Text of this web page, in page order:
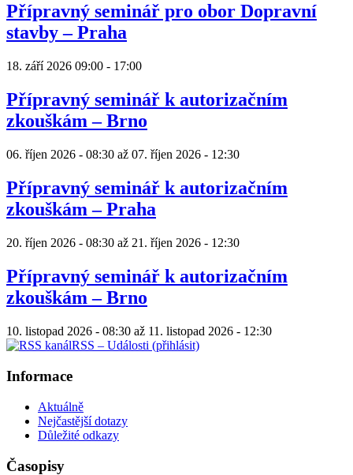
Přípravný seminář pro obor Dopravní
stavby – Praha
18. září 2026 09:00 - 17:00
Přípravný seminář k autorizačním
zkouškám – Brno
06. říjen 2026 - 08:30 až 07. říjen 2026 - 12:30
Přípravný seminář k autorizačním
zkouškám – Praha
20. říjen 2026 - 08:30 až 21. říjen 2026 - 12:30
Přípravný seminář k autorizačním
zkouškám – Brno
10. listopad 2026 - 08:30 až 11. listopad 2026 - 12:30
RSS – Události (přihlásit)
Informace
Aktuálně
Nejčastější dotazy
Důležité odkazy
Časopisy